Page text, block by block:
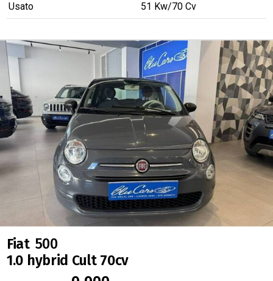
Usato
51 Kw/70 Cv
Fiat 500
1.0 hybrid Cult 70cv